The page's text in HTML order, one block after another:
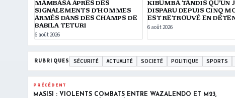
MAMBASA APRÈS DES
SIGNALEMENTS D’HOMMES
ARMÉS DANS DES CHAMPS DE
BABILA TETURI
6 août 2026
KIBUMBA TANDIS QU’UN
DISPARU DEPUIS CINQ
EST RETROUVÉ EN
6 août 2026
RUBRIQUES SÉCURITÉ ACTUALITÉ SOCIETÉ POLITIQUE SPORTS
PRÉCÉDENT
MASISI : VIOLENTS COMBATS ENTRE WAZALENDO ET M23,